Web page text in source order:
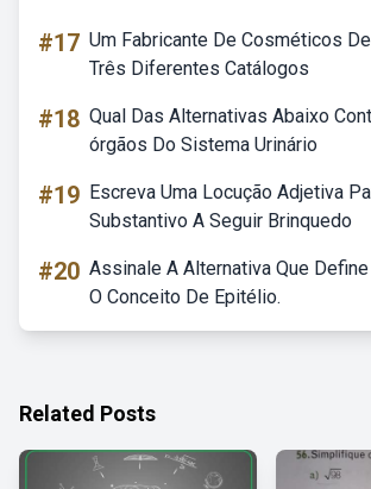
#17 Um Fabricante De Cosméticos
Três Diferentes Catálogos
#18 Qual Das Alternativas Abaixo
órgãos Do Sistema Urinário
#19 Escreva Uma Locução Adjetiva
Substantivo A Seguir Brinquedo
#20 Assinale A Alternativa Que
O Conceito De Epitélio.
Related Posts